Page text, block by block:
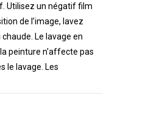
Utilisez un négatif film
de l’image, lavez
Le lavage en
peinture n'affecte pas
le lavage. Les
le chanvre, le bois, les